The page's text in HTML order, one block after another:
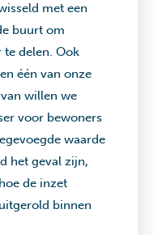
met een
buurt om
te delen. Ook
één van onze
willen we
voor bewoners
waarde
het geval zijn,
de inzet
binnen